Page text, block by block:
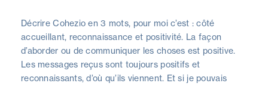
Décrire Cohezio en 3 mots, pour moi c’est : côté
accueillant, reconnaissance et positivité. La façon
d’aborder ou de communiquer les choses est positive.
Les messages reçus sont toujours positifs et
reconnaissants, d’où qu’ils viennent. Et si je pouvais